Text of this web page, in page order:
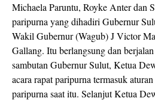
Michaela Paruntu, Royke Anter dan
paripurna yang dihadiri Gubernur
Wakil Gubernur (Wagub) J Victor
Gallang. Itu berlangsung dan
sambutan Gubernur Sulut, Ketua
acara rapat paripurna termasuk
paripurna saat itu. Selanjut Ketua